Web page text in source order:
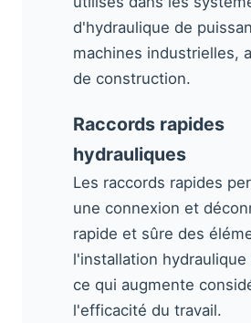
d'hydraulique de
machines industrielles,
de construction.
Raccords rapides
hydrauliques
Les raccords rapides
une connexion et
rapide et sûre des
l'installation
ce qui augmente
l'efficacité du travail.